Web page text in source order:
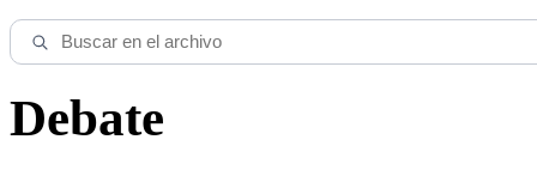
Debate